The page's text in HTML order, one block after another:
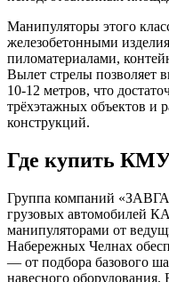
Манипуляторы этого
железобетонными
пиломатериалами,
Вылет стрелы позволяет
10-12 метров, что
трёхэтажных объектов и
конструкций.
Где купить
Группа компаний
грузовых автомобилей
манипуляторами от
Набережных Челнах
— от подбора базового
навесного